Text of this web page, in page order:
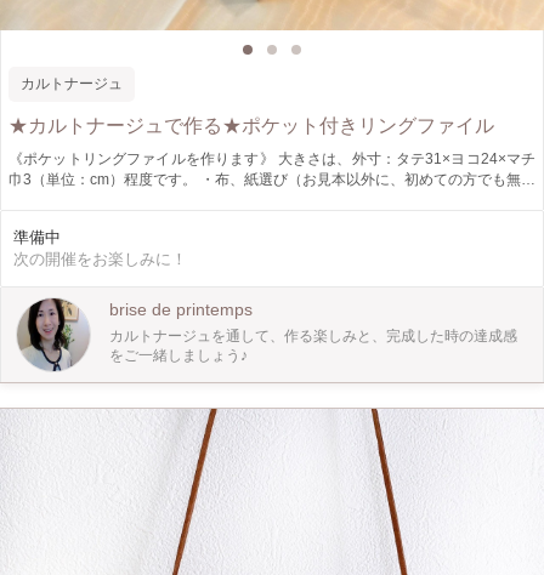
カルトナージュ
★カルトナージュで作る★ポケット付きリングファイル
《ポケットリングファイルを作ります》 大きさは、外寸：タテ31×ヨコ24×マチ
巾3（単位：cm）程度です。 ・布、紙選び（お見本以外に、初めての方でも無理
都度詳しくお伝えします。） ※作る時間は、おおよそ２時間３０分～３時間を
予定しております。 ↓ ・完成！ お疲れ様でした❣
準備中
次の開催をお楽しみに！
brise de printemps
カルトナージュを通して、作る楽しみと、完成した時の達成感
をご一緒しましょう♪